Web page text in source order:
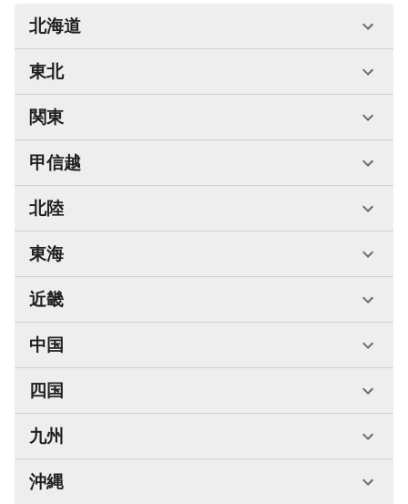
北海道
東北
関東
甲信越
北陸
東海
近畿
中国
四国
九州
沖縄